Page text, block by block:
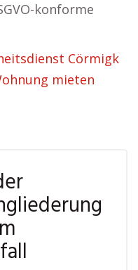
konforme
Cörmigk
mieten